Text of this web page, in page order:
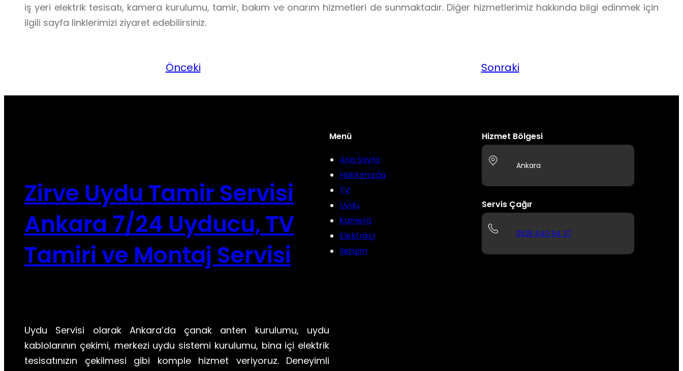
iş yeri elektrik tesisatı, kamera kurulumu, tamir, bakım ve onarım hizmetleri de sunmaktadır. Diğer hizmetlerimiz hakkında bilgi edinmek için
ilgili sayfa linklerimizi ziyaret edebilirsiniz.
Önceki Sonraki
Zirve Uydu Tamir Servisi
Ankara 7/24 Uyducu, TV
Tamiri ve Montaj Servisi
Uydu Servisi olarak Ankara’da çanak anten kurulumu, uydu
kablolarının çekimi, merkezi uydu sistemi kurulumu, bina içi elektrik
tesisatınızın çekilmesi gibi komple hizmet veriyoruz. Deneyimli
Menü
Ana Sayfa
Hakkımızda
TV
Uydu
Kamera
Elektrikçi
İletişim
Hizmet Bölgesi
Ankara
Servis Çağır
0535 640 94 37